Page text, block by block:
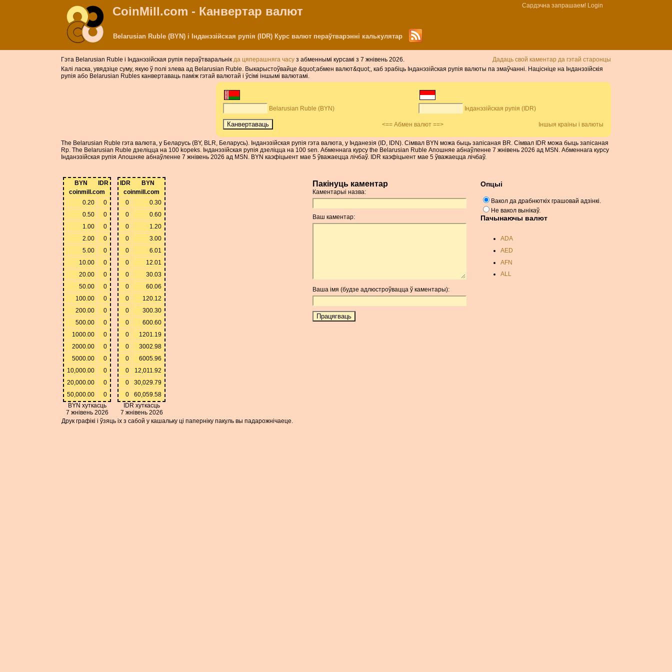
CoinMill.com - Канвертар валют Сардэчна запрашаем! Login
Belarusian Ruble (BYN) і Інданэзійская рупія (IDR) Курс валют пераўтварэнні калькулятар
Дадаць свой каментар да гэтай старонцы
Гэта Belarusian Ruble і Інданэзійская рупія пераўтваральнік да цяперашняга часу з абменнымі курсамі з 7 жнівень 2026.
Калі ласка, увядзіце суму, якую ў полі злева ад Belarusian Ruble. Выкарыстоўвайце &quot;абмен валют&quot;, каб зрабіць Інданэзійская рупія валюты па змаўчанні. Націсніце на Інданэзійскія
рупія або Belarusian Rubles канвертаваць паміж гэтай валютай і ўсімі іншымі валютамі.
Belarusian Ruble (BYN) Інданэзійская рупія (IDR)
<== Абмен валют ==> Іншыя краіны і валюты
The Belarusian Ruble гэта валюта, у Беларусь (BY, BLR, Беларусь). Інданэзійская рупія гэта валюта, у Інданезія (ID, IDN). Сімвал BYN можа быць запісаная BR. Сімвал IDR можа быць запісаная
Rp. The Belarusian Ruble дзеліцца на 100 kopeks. Інданэзійская рупія дзеліцца на 100 sen. Абменнага курсу the Belarusian Ruble Апошняе абнаўленне 7 жнівень 2026 ад MSN. Абменнага курсу
Інданэзійская рупія Апошняе абнаўленне 7 жнівень 2026 ад MSN. BYN каэфіцыент мае 5 ўважаецца лічбаў. IDR каэфіцыент мае 5 ўважаецца лічбаў.
BYN
IDR
coinmill.com
0.20
0
0.50
0
1.00
0
2.00
0
5.00
0
10.00
0
20.00
0
50.00
0
100.00
0
200.00
0
500.00
0
1000.00
0
2000.00
0
5000.00
0
10,000.00
0
20,000.00
0
50,000.00
0
BYN хуткасць
7 жнівень 2026
IDR
BYN
coinmill.com
0
0.30
0
0.60
0
1.20
0
3.00
0
6.01
0
12.01
0
30.03
0
60.06
0
120.12
0
300.30
0
600.60
0
1201.19
0
3002.98
0
6005.96
0
12,011.92
0
30,029.79
0
60,059.58
IDR хуткасць
7 жнівень 2026
Друк графікі і ўзяць іх з сабой у кашальку ці паперніку пакуль вы падарожнічаеце.
Пакінуць каментар
Каментарыі назва:
Ваш каментар:
Ваша імя (будзе адлюстроўвацца ў каментары):
Опцыі
Вакол да драбнюткіх грашовай адзінкі.
Не вакол вынікаў.
Пачынаючы валют
ADA
AED
AFN
ALL